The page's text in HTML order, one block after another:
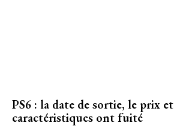
PS6 : la date de sortie, le prix et
caractéristiques ont fuité